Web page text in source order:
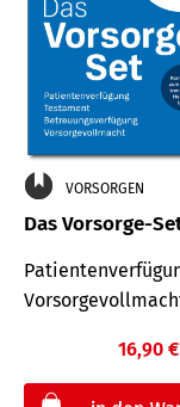
VORSORGEN
Das Vorsorge-
16,90 €